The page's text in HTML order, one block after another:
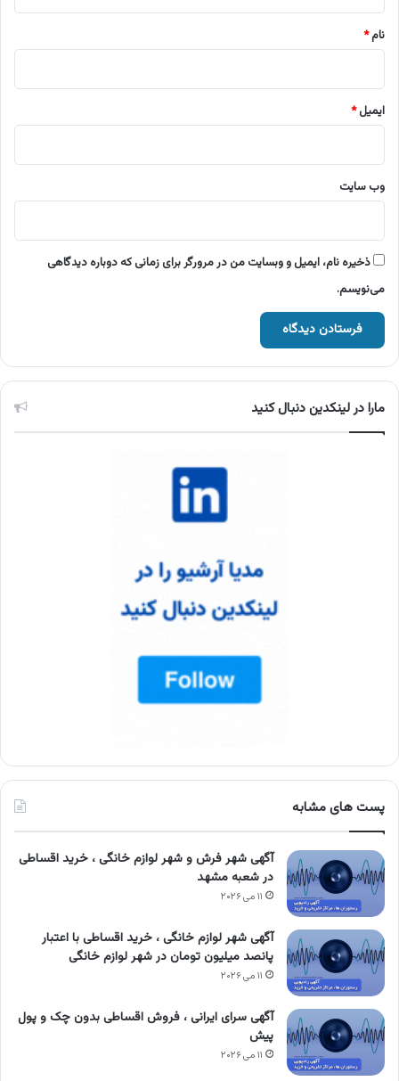
نام*
ایمیل*
وب‌ سایت
ذخیره نام، ایمیل و وبسایت من در مرورگر برای زمانی که دوباره دیدگاهی
می‌نویسم.
مارا در لینکدین دنبال کنید
پست های مشابه
آگهی شهر فرش و شهر لوازم خانگی ، خرید اقساطی
در شعبه مشهد
۱۱ می ۲۰۲۶
آگهی شهر لوازم خانگی ، خرید اقساطی با اعتبار
پانصد میلیون تومان در شهر لوازم خانگی
۱۱ می ۲۰۲۶
آگهی سرای ایرانی ، فروش اقساطی بدون چک و پول
پیش
۱۱ می ۲۰۲۶